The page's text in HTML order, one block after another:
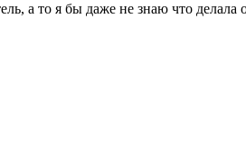
а то я бы даже не знаю что делала